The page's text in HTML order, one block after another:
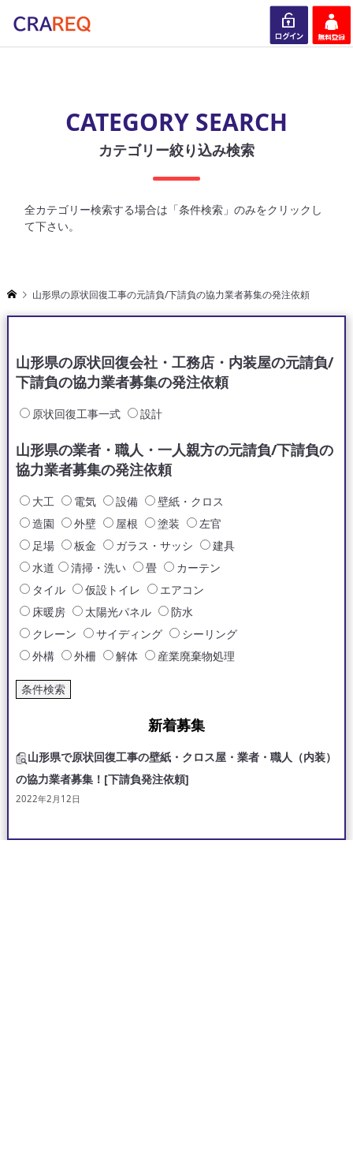
CATEGORY SEARCH
カテゴリー絞り込み検索
全カテゴリー検索する場合は「条件検索」のみをクリックし
て下さい。
山形県の原状回復工事の元請負/下請負の協力業者募集の発注依頼
山形県の原状回復会社・工務店・内装屋の元請負/
下請負の協力業者募集の発注依頼
原状回復工事一式 設計
山形県の業者・職人・一人親方の元請負/下請負の
協力業者募集の発注依頼
大工 電気 設備
壁紙・クロス
造園
外壁 屋根 塗装
左官
足場
板金 ガラス・サッシ
建具
水道
清掃・洗い 畳
カーテン
タイル
仮設トイレ
エアコン
床暖房
太陽光パネル
防水
クレーン
サイディング
シーリング
外構
外柵 解体 産業廃棄物処理
新着募集
山形県で原状回復工事の壁紙・クロス屋・業者・職人（内装）
の協力業者募集！[下請負発注依頼]
2022年2月12日